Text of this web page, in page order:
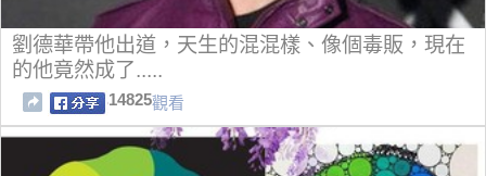
劉德華帶他出道，天生的混混樣、像個毒販，現在
的他竟然成了.....
14825觀看